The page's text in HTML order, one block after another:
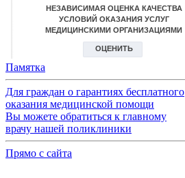
Памятка
Для граждан о гарантиях бесплатного
оказания медицинской помощи
Вы можете обратиться к главному
врачу нашей поликлиники
Прямо с сайта